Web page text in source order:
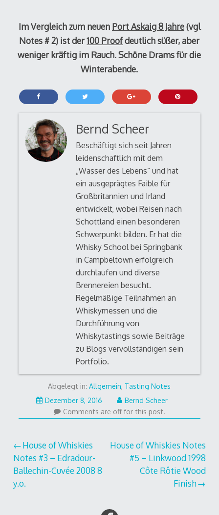
Im Vergleich zum neuen Port Askaig 8 Jahre(vgl
Notes # 2) ist der100 Proofdeutlich süßer, aber
weniger kräftig im Rauch. Schöne Drams für die
Winterabende.
Bernd Scheer
Beschäftigt sich seit Jahren
leidenschaftlich mit dem
„Wasser des Lebens“ und hat
ein ausgeprägtes Faible für
Großbritannien und Irland
entwickelt, wobei Reisen nach
Schottland einen besonderen
Schwerpunkt bilden. Er hat die
Whisky School bei Springbank
in Campbeltown erfolgreich
durchlaufen und diverse
Brennereien besucht.
Regelmäßige Teilnahmen an
Whiskymessen und die
Durchführung von
Whiskytastings sowie Beiträge
zu Blogs vervollständigen sein
Portfolio.
Abgelegt in:Allgemein, Tasting Notes
Dezember 8, 2016
31,
Bernd Scheer
Comments are off for this post.
Beitrags-
Navigation
House of Whiskies
Notes #3 – Edradour-
Ballechin-Cuvée 2008 8
y.o.
House of Whiskies Notes
#5 – Linkwood 1998
Côte Rôtie Wood
Finish